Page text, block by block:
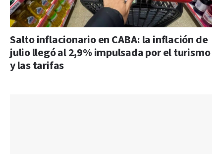
Salto inflacionario en CABA: la inflación de
julio llegó al 2,9% impulsada por el turismo
y las tarifas